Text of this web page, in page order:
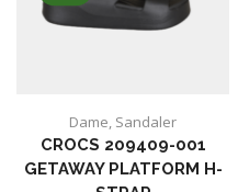
Dame, Sandaler
CROCS 209409-001
GETAWAY PLATFORM H-